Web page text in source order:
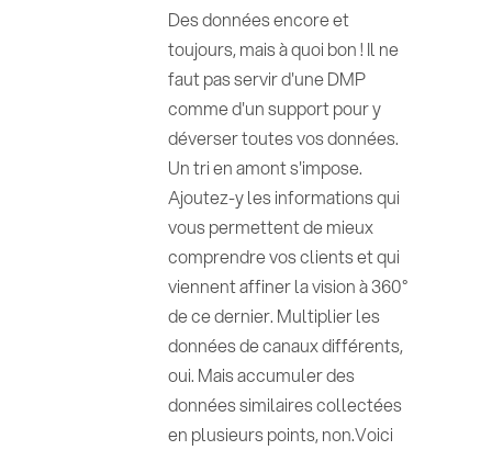
Des données encore et
toujours, mais à quoi bon ! Il ne
faut pas servir d'une DMP
comme d'un support pour y
déverser toutes vos données.
Un tri en amont s'impose.
Ajoutez-y les informations qui
vous permettent de mieux
comprendre vos clients et qui
viennent affiner la vision à 360°
de ce dernier. Multiplier les
données de canaux différents,
oui. Mais accumuler des
données similaires collectées
en plusieurs points, non.Voici